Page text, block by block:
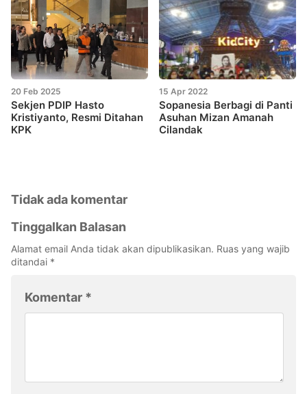
20 Feb 2025
Sekjen PDIP Hasto
Kristiyanto, Resmi Ditahan
KPK
15 Apr 2022
Sopanesia Berbagi di Panti
Asuhan Mizan Amanah
Cilandak
Tidak ada komentar
Tinggalkan Balasan
Alamat email Anda tidak akan dipublikasikan. Ruas yang wajib
ditandai *
Komentar *